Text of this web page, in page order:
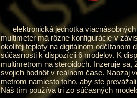
elektronická jednotka viacnásobných
multimeter má rôzne konfigurácie v
okolitej teploty na digitálnom odčítanom
súčasnosti k dispozícii 6 modelov. K
multimetrom na steroidoch. Inzeruje
svojich hodnôt v reálnom čase. Naozaj
metrom namiesto toho, aby ste
Náš tím používa tri zo súčasných